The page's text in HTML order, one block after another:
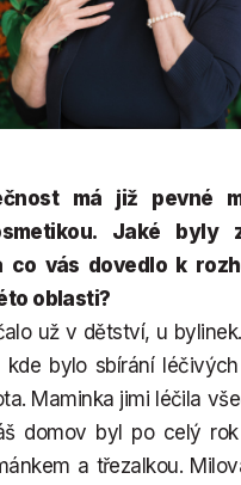
má již pevné
Jaké byly
co vás dovedlo k
oblasti?
už v dětství, u
kde bylo sbírání
Maminka jimi léčila
domov byl po celý
a třezalkou.